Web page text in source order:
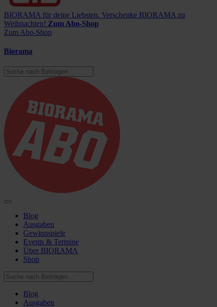
BIORAMA für deine Liebsten. Verschenke BIORAMA zu
Weihnachten! Zum Abo-Shop
Zum Abo-Shop
Biorama
Blog
Ausgaben
Gewinnspiele
Events & Termine
Über BIORAMA
Shop
Blog
Ausgaben